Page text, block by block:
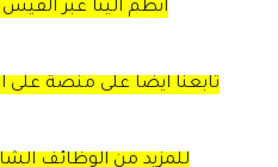
انظم الينا عبر
تابعنا ايضا على منصة على
للمزيد من الوظائف